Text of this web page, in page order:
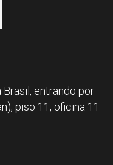
entrando por
piso 11, oficina 11